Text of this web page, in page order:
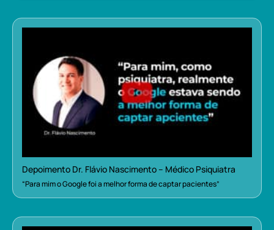
Depoimento Dr. Flávio Nascimento – Médico Psiquiatra
“Para mim o Google foi a melhor forma de captar pacientes”